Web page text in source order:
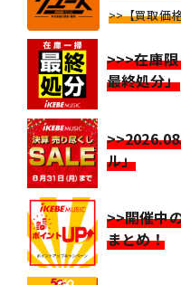
>>【買取価
>>>在庫
最終処分」
ル」
>>開催中
まとめ！